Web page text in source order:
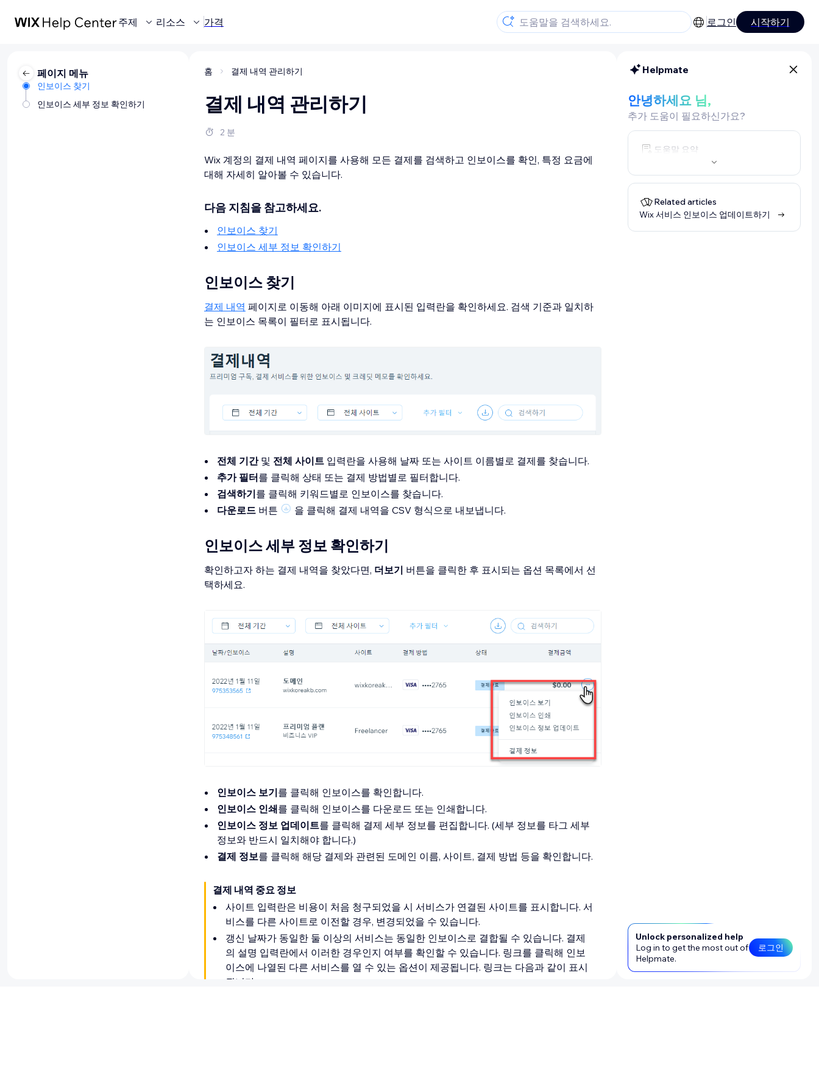
주제 리소스 가격 로그인 시작하기
페이지 메뉴
인보이스 찾기
인보이스 세부 정보 확인하기
홈 결제 내역 관리하기
결제 내역 관리하기
2 분
Wix 계정의 결제 내역 페이지를 사용해 모든 결제를 검색하고 인보이스를 확인, 특정 요금에
대해 자세히 알아볼 수 있습니다.
다음 지침을 참고하세요.
인보이스 찾기
인보이스 세부 정보 확인하기
인보이스 찾기
결제 내역 페이지로 이동해 아래 이미지에 표시된 입력란을 확인하세요. 검색 기준과 일치하
는 인보이스 목록이 필터로 표시됩니다.
전체 기간및 전체 사이트 입력란을 사용해 날짜 또는 사이트 이름별로 결제를 찾습니다.
추가 필터를 클릭해 상태 또는 결제 방법별로 필터합니다.
검색하기를 클릭해 키워드별로 인보이스를 찾습니다.
다운로드 버튼 을 클릭해 결제 내역을 CSV 형식으로 내보냅니다.
인보이스 세부 정보 확인하기
확인하고자 하는 결제 내역을 찾았다면, 더보기 버튼을 클릭한 후 표시되는 옵션 목록에서 선
택하세요.
인보이스 보기를 클릭해 인보이스를 확인합니다.
인보이스 인쇄를 클릭해 인보이스를 다운로드 또는 인쇄합니다.
인보이스 정보 업데이트를 클릭해 결제 세부 정보를 편집합니다. (세부 정보를 타그 세부
정보와 반드시 일치해야 합니다.)
결제 정보를 클릭해 해당 결제와 관련된 도메인 이름, 사이트, 결제 방법 등을 확인합니다.
결제 내역 중요 정보
사이트 입력란은 비용이 처음 청구되었을 시 서비스가 연결된 사이트를 표시합니다. 서
비스를 다른 사이트로 이전할 경우, 변경되었을 수 있습니다.
갱신 날짜가 동일한 둘 이상의 서비스는 동일한 인보이스로 결합될 수 있습니다. 결제
의 설명 입력란에서 이러한 경우인지 여부를 확인할 수 있습니다. 링크를 클릭해 인보
이스에 나열된 다른 서비스를 열 수 있는 옵션이 제공됩니다. 링크는 다음과 같이 표시
됩니다:
Helpmate
안녕하세요 님,
추가 도움이 필요하신가요?
도움말 요약
Related articles
Wix 서비스 인보이스 업데이트하기
Unlock personalized help
Log in to get the most out of
Helpmate.
로그인